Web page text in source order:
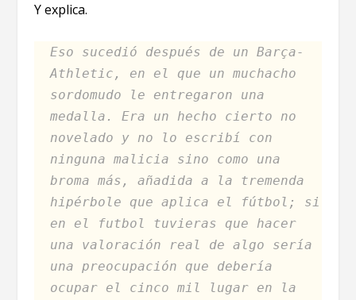
Y explica.
Eso sucedió después de un Barça-
Athletic, en el que un muchacho
sordomudo le entregaron una
medalla. Era un hecho cierto no
novelado y no lo escribí con
ninguna malicia sino como una
broma más, añadida a la tremenda
hipérbole que aplica el fútbol; si
en el futbol tuvieras que hacer
una valoración real de algo sería
una preocupación que debería
ocupar el cinco mil lugar en la